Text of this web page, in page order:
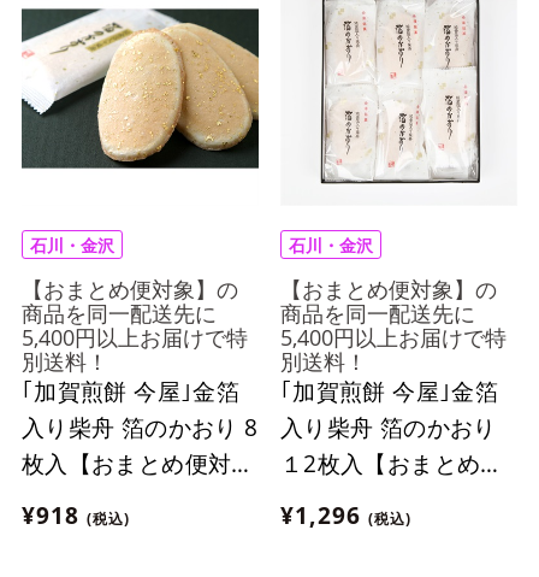
石川・金沢
【おまとめ便対象】の
商品を同一配送先に
5,400円以上お届けで特
別送料！
｢加賀煎餅 今屋｣金箔
入り柴舟 箔のかおり 8
枚入【おまとめ便対
象】
¥918 (税込)
石川・金沢
【おまとめ便対象】の
商品を同一配送先に
5,400円以上お届けで特
別送料！
｢加賀煎餅 今屋｣金箔
入り柴舟 箔のかおり
１2枚入【おまとめ便
対象】
¥1,296 (税込)